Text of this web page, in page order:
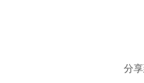
分享